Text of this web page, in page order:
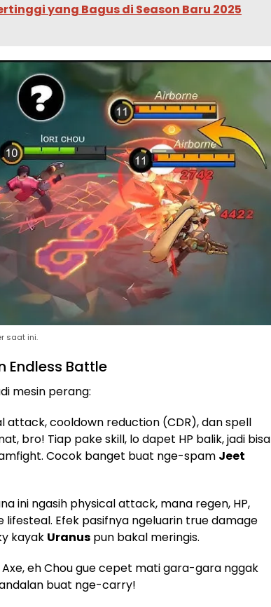
yang Bagus di Season Baru 2025
saat ini.
Endless Battle
mesin perang:
attack, cooldown reduction (CDR), dan spell
bro! Tiap pake skill, lo dapet HP balik, jadi bisa
Cocok banget buat nge-spam Jeet
ini ngasih physical attack, mana regen, HP,
lifesteal. Efek pasifnya ngeluarin true damage
kayak Uranus pun bakal meringis.
Axe, eh Chou gue cepet mati gara-gara nggak
andalan buat nge-carry!